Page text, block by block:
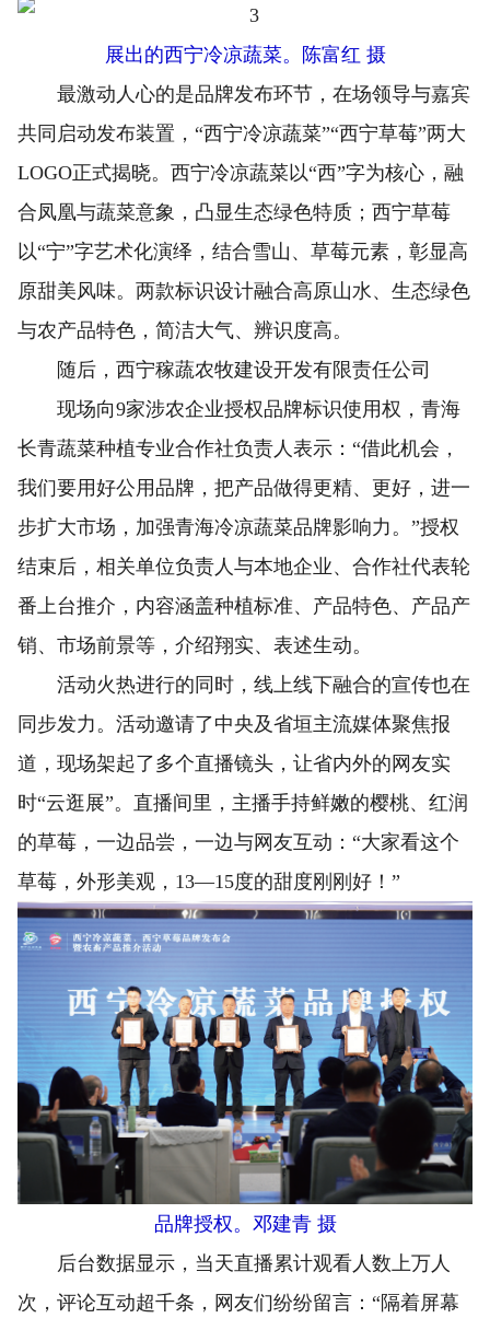
展出的西宁冷凉蔬菜。陈富红 摄
最激动人心的是品牌发布环节，在场领导与嘉宾
共同启动发布装置，“西宁冷凉蔬菜”“西宁草莓”两大
LOGO正式揭晓。西宁冷凉蔬菜以“西”字为核心，融
合凤凰与蔬菜意象，凸显生态绿色特质；西宁草莓
以“宁”字艺术化演绎，结合雪山、草莓元素，彰显高
原甜美风味。两款标识设计融合高原山水、生态绿色
与农产品特色，简洁大气、辨识度高。
随后，西宁稼蔬农牧建设开发有限责任公司
现场向9家涉农企业授权品牌标识使用权，青海
长青蔬菜种植专业合作社负责人表示：“借此机会，
我们要用好公用品牌，把产品做得更精、更好，进一
步扩大市场，加强青海冷凉蔬菜品牌影响力。”授权
结束后，相关单位负责人与本地企业、合作社代表轮
番上台推介，内容涵盖种植标准、产品特色、产品产
销、市场前景等，介绍翔实、表述生动。
活动火热进行的同时，线上线下融合的宣传也在
同步发力。活动邀请了中央及省垣主流媒体聚焦报
道，现场架起了多个直播镜头，让省内外的网友实
时“云逛展”。直播间里，主播手持鲜嫩的樱桃、红润
的草莓，一边品尝，一边与网友互动：“大家看这个
草莓，外形美观，13—15度的甜度刚刚好！”
品牌授权。邓建青 摄
后台数据显示，当天直播累计观看人数上万人
次，评论互动超千条，网友们纷纷留言：“隔着屏幕